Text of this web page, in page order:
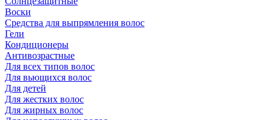
Воски
Средства для выпрямления волос
Гели
Кондиционеры
Антивозрастные
Для всех типов волос
Для вьющихся волос
Для детей
Для жестких волос
Для жирных волос